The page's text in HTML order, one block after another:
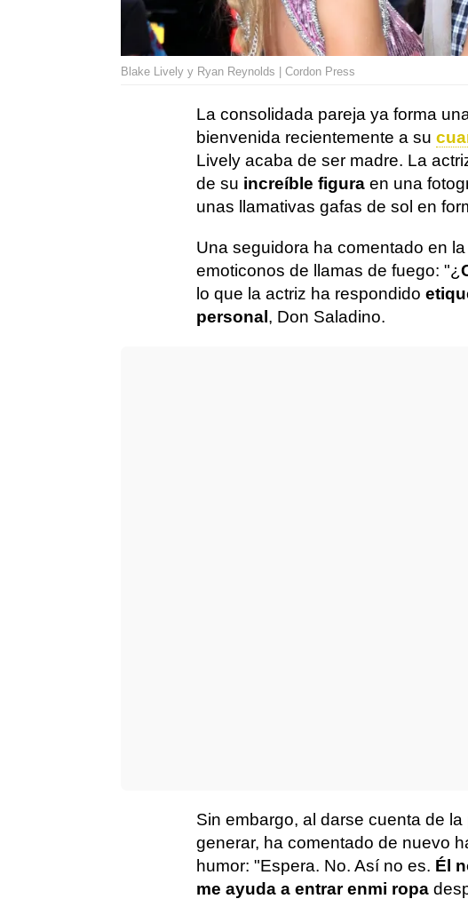
Blake Lively y Ryan Reynolds | Cordon Press
La consolidada pareja ya forma
bienvenida recientemente a su
Lively acaba de ser madre. La
de su increíble figura en una
unas llamativas gafas de sol en
Una seguidora ha comentado en
emoticonos de llamas de fuego: "¿
lo que la actriz ha respondido
personal, Don Saladino.
Sin embargo, al darse cuenta de
generar, ha comentado de nuevo
humor: "Espera. No. Así no es. Él
me ayuda a entrar enmi ropa